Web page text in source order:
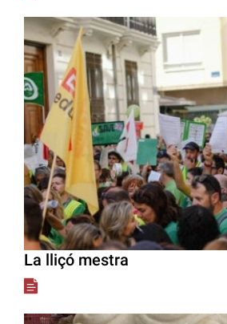
La lliçó mestra